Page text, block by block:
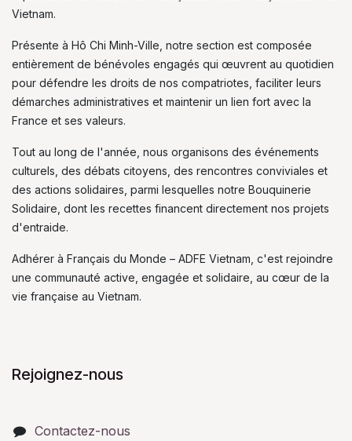
Vietnam.
Présente à Hô Chi Minh-Ville, notre section est composée
entièrement de bénévoles engagés qui œuvrent au quotidien
pour défendre les droits de nos compatriotes, faciliter leurs
démarches administratives et maintenir un lien fort avec la
France et ses valeurs.
Tout au long de l'année, nous organisons des événements
culturels, des débats citoyens, des rencontres conviviales et
des actions solidaires, parmi lesquelles notre Bouquinerie
Solidaire, dont les recettes financent directement nos projets
d'entraide.
Adhérer à Français du Monde – ADFE Vietnam, c'est rejoindre
une communauté active, engagée et solidaire, au cœur de la
vie française au Vietnam.
Rejoignez-nous
Contactez-nous